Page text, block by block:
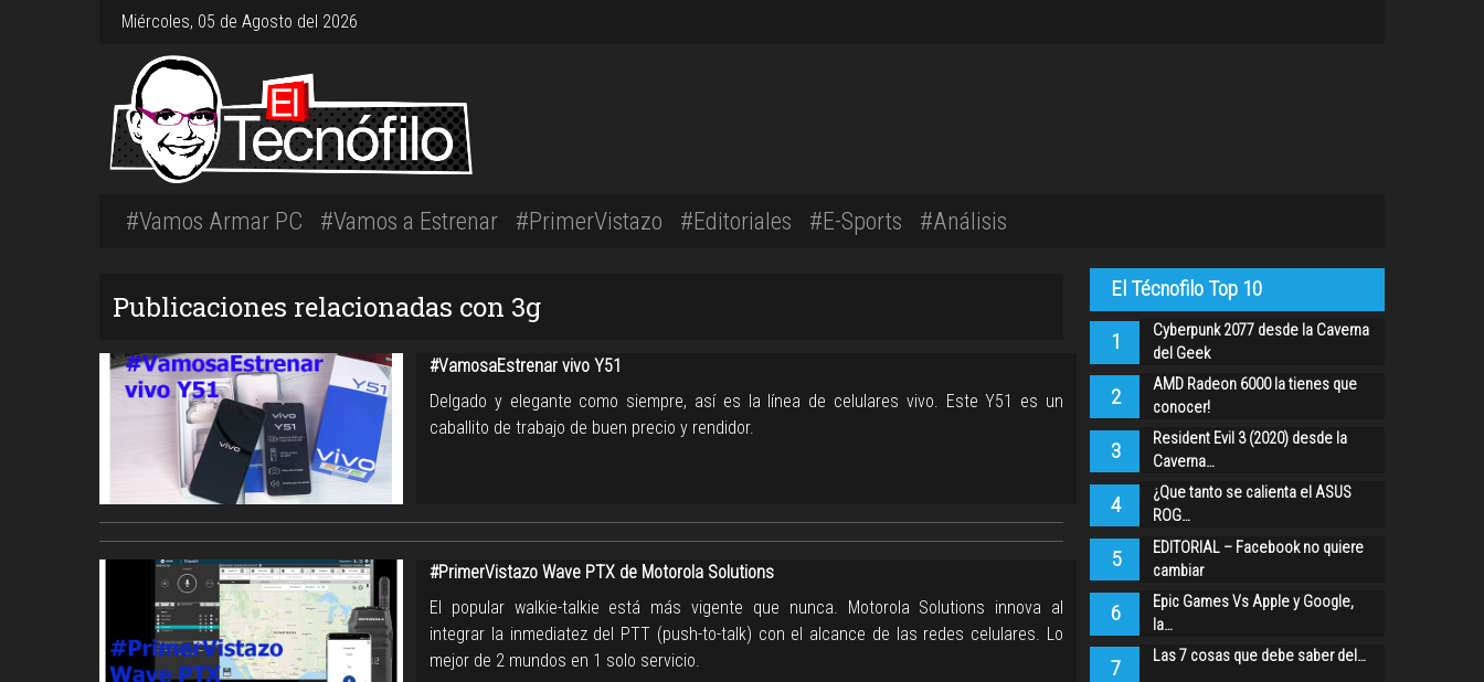
Miércoles, 05 de Agosto del 2026
#Vamos Armar PC #Vamos a Estrenar #PrimerVistazo #Editoriales #E-Sports #Análisis
Publicaciones relacionadas con 3g
#VamosaEstrenar vivo Y51
Delgado y elegante como siempre, así es la línea de celulares vivo. Este Y51 es un
caballito de trabajo de buen precio y rendidor.
#PrimerVistazo Wave PTX de Motorola Solutions
El popular walkie-talkie está más vigente que nunca. Motorola Solutions innova al
integrar la inmediatez del PTT (push-to-talk) con el alcance de las redes celulares. Lo
mejor de 2 mundos en 1 solo servicio.
El Técnofilo Top 10
1
Cyberpunk 2077 desde la Caverna
del Geek
2
AMD Radeon 6000 la tienes que
conocer!
3
Resident Evil 3 (2020) desde la
Caverna…
4
¿Que tanto se calienta el ASUS
ROG…
5
EDITORIAL – Facebook no quiere
cambiar
6
Epic Games Vs Apple y Google,
la…
7 Las 7 cosas que debe saber del…